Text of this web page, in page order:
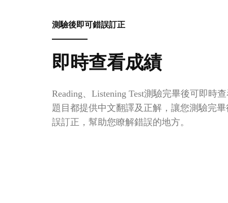
測驗後即可錯誤訂正
即時查看成績
Reading、Listening Test測驗完畢後可即時
題目都提供中文翻譯及正解，讓您測驗完
誤訂正，幫助您瞭解錯誤的地方。